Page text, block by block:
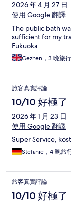
2026 年 4 月 27 日
使用 Google 翻譯
The public bath
sufficient for my
Fukuoka.
Gezhen，3 晚旅行
旅客真實評論
10/10 好極了
2026 年 1 月 23 日
使用 Google 翻譯
Super Service,
Stefanie，4 晚旅
旅客真實評論
10/10 好極了